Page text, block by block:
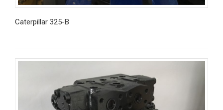
Caterpillar 325-B